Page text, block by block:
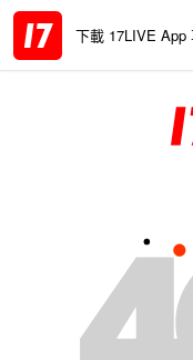
下載 17LIVE App